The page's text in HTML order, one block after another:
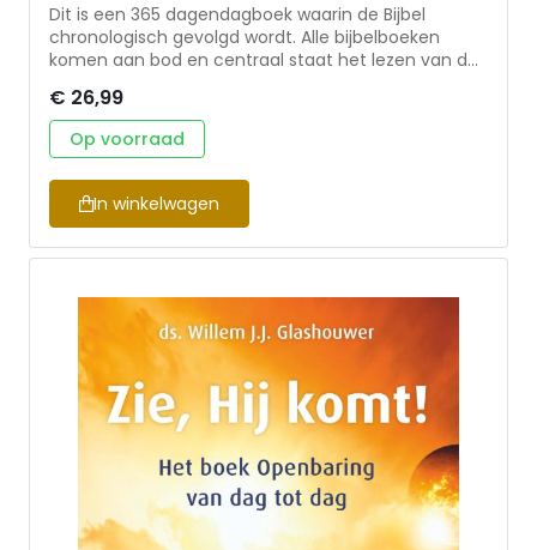
Dit is een 365 dagendagboek waarin de Bijbel
chronologisch gevolgd wordt. Alle bijbelboeken
komen aan bod en centraal staat het lezen van de
ondersteuning daarbij. Inclusief schrijfopdracht.
Nieske Sellesten Brinke is getrouwd en
(pleeg)moeder van vijf jongeren. Zij schrijft, spreekt
ook www.nieskeselles.nl.
€ 26,99
Op voorraad
In winkelwagen